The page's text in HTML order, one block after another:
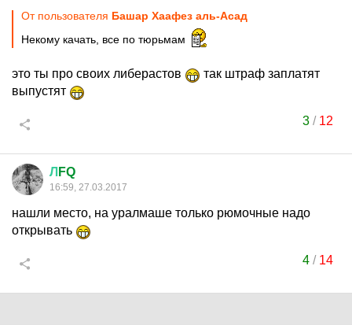
От пользователя Башар Хаафез аль-Асад
Некому качать, все по тюрьмам
это ты про своих либерастов
так штраф заплатят
выпустят
3 / 12
Л FQ
16:59, 27.03.2017
нашли место, на уралмаше только рюмочные надо
открывать
4 / 14